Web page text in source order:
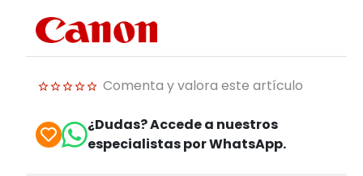
Comenta y valora este artículo
¿Dudas? Accede a nuestros
especialistas por WhatsApp.